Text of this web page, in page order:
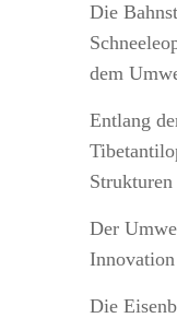
Die
dem
Entlang
Der
Die